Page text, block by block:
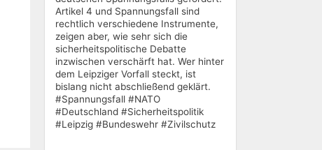
Artikel 4 und Spannungsfall sind
rechtlich verschiedene Instrumente,
zeigen aber, wie sehr sich die
sicherheitspolitische Debatte
inzwischen verschärft hat. Wer hinter
dem Leipziger Vorfall steckt, ist
bislang nicht abschließend geklärt.
#Spannungsfall #NATO
#Deutschland #Sicherheitspolitik
#Leipzig #Bundeswehr #Zivilschutz